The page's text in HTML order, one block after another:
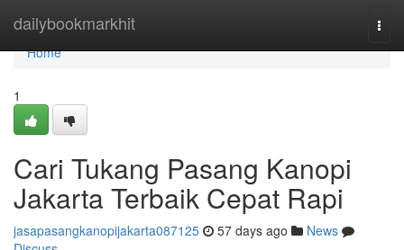
dailybookmarkhit
Home
Home
1
Cari Tukang Pasang Kanopi
Jakarta Terbaik Cepat Rapi
jasapasangkanopijakarta087125 57 days ago
News